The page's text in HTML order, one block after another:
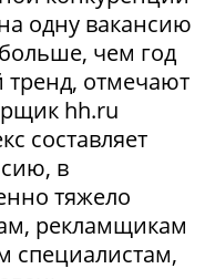
одну вакансию
чем год
тренд, отмечают
hh.ru
составляет
в
тяжело
рекламщикам
специалистам,